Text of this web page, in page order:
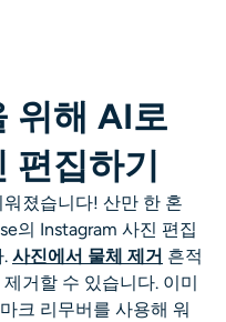
위해 AI로
편집하기
졌습니다! 산만 한 혼
의 Instagram 사진 편집
사진에서 물체 제거 흔적
거할 수 있습니다. 이미
크 리무버를 사용해 워